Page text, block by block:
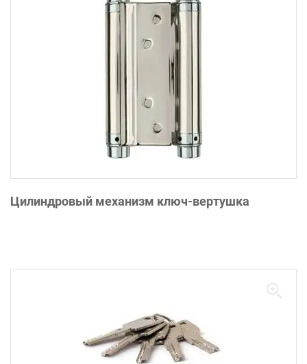
Цилиндровый механизм ключ-вертушка